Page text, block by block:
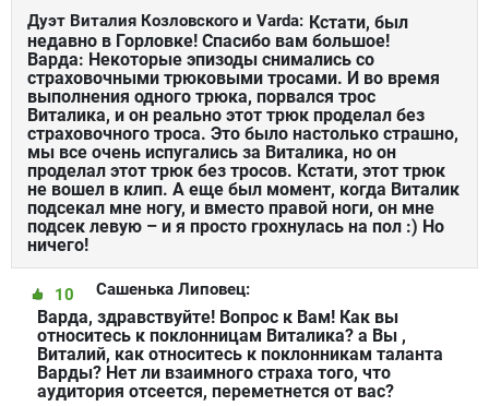
Дуэт Виталия Козловского и Varda: Кстати, был
недавно в Горловке! Спасибо вам большое!
Варда: Некоторые эпизоды снимались со
страховочными трюковыми тросами. И во время
выполнения одного трюка, порвался трос
Виталика, и он реально этот трюк проделал без
страховочного троса. Это было настолько страшно,
мы все очень испугались за Виталика, но он
проделал этот трюк без тросов. Кстати, этот трюк
не вошел в клип. А еще был момент, когда Виталик
подсекал мне ногу, и вместо правой ноги, он мне
подсек левую – и я просто грохнулась на пол :) Но
ничего!
Сашенька Липовец:
10
Варда, здравствуйте! Вопрос к Вам! Как вы
относитесь к поклонницам Виталика? а Вы ,
Виталий, как относитесь к поклонникам таланта
Варды? Нет ли взаимного страха того, что
аудитория отсеется, переметнется от вас?